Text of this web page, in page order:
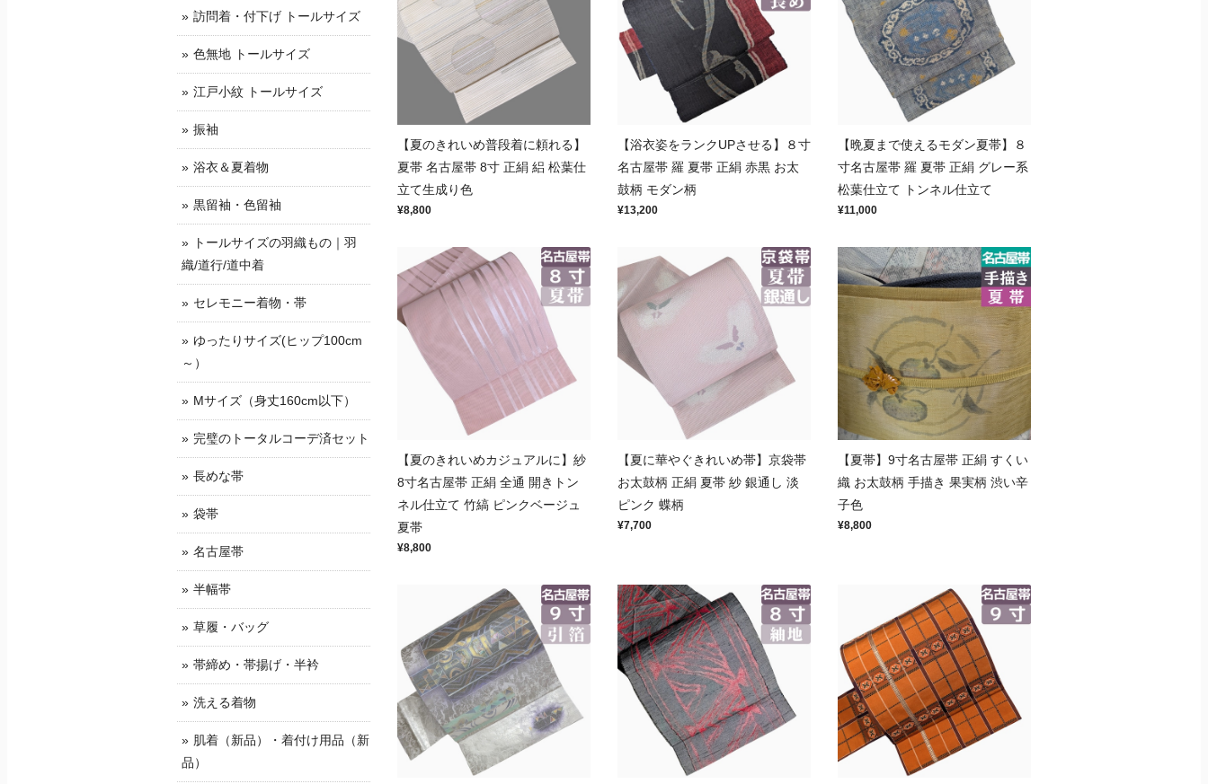
【夏のきれいめ普段着に頼れる】
夏帯 名古屋帯 8寸 正絹 絽 松葉仕
立て生成り色
¥8,800
【浴衣姿をランクUPさせる】８寸
名古屋帯 羅 夏帯 正絹 赤黒 お太
鼓柄 モダン柄
¥13,200
【晩夏まで使えるモダン夏帯】８
寸名古屋帯 羅 夏帯 正絹 グレー系
松葉仕立て トンネル仕立て
¥11,000
【夏のきれいめカジュアルに】紗
8寸名古屋帯 正絹 全通 開きトン
ネル仕立て 竹縞 ピンクベージュ
夏帯
¥8,800
【夏に華やぐきれいめ帯】京袋帯
お太鼓柄 正絹 夏帯 紗 銀通し 淡
ピンク 蝶柄
¥7,700
【夏帯】9寸名古屋帯 正絹 すくい
織 お太鼓柄 手描き 果実柄 渋い辛
子色
¥8,800
訪問着・付下げ トールサイズ
色無地 トールサイズ
江戸小紋 トールサイズ
振袖
浴衣＆夏着物
黒留袖・色留袖
トールサイズの羽織もの｜羽
織/道行/道中着
セレモニー着物・帯
ゆったりサイズ(ヒップ100cm
～）
Mサイズ（身丈160cm以下）
完璧のトータルコーデ済セット
長めな帯
袋帯
名古屋帯
半幅帯
草履・バッグ
帯締め・帯揚げ・半衿
洗える着物
肌着（新品）・着付け用品（新
品）